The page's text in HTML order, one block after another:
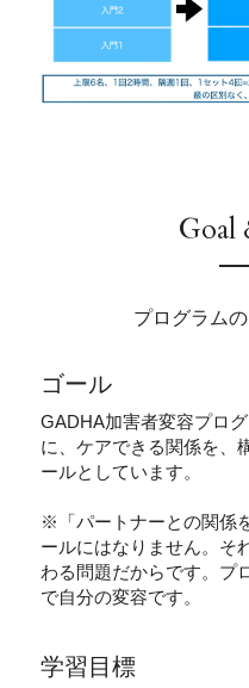
Goal
プログラム
ゴール
GADHA加害者変容プロ
に、ケアできる関係を、
ールとしています。
※「パートナーとの関係
ールにはなりません。そ
わる問題だからです。プ
で自分の変容です。
学習目標